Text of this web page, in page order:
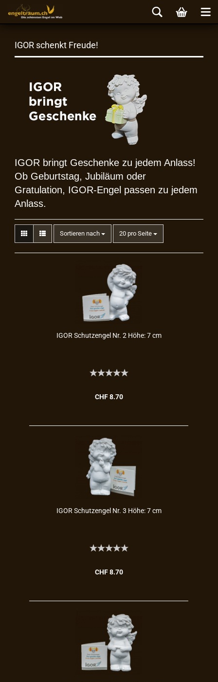
IGOR schenkt Freude!
IGOR bringt Geschenke zu jedem Anlass!
Ob Geburtstag, Jubiläum oder
Gratulation, IGOR-Engel passen zu jedem
Anlass.
Sortieren nach 20 pro Seite
IGOR Schutz­en­gel Nr. 2 Höhe: 7 cm
CHF 8.70
IGOR Schutz­en­gel Nr. 3 Höhe: 7 cm
CHF 8.70